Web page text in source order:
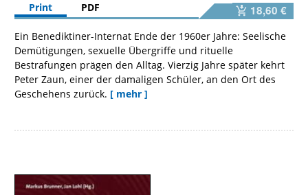
Print
PDF 18,60 €
Ein Benediktiner-Internat Ende der 1960er Jahre: Seelische
Demütigungen, sexuelle Übergriffe und rituelle
Bestrafungen prägen den Alltag. Vierzig Jahre später kehrt
Peter Zaun, einer der damaligen Schüler, an den Ort des
Geschehens zurück. [ mehr ]